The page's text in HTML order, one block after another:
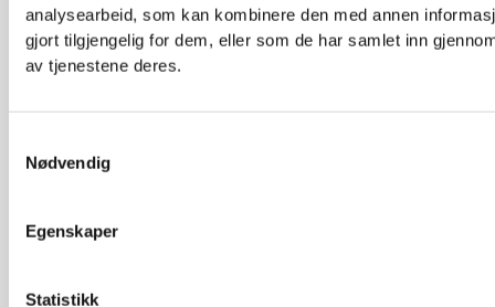
analysearbeid, som kan kombinere den med annen
gjort tilgjengelig for dem, eller som de har samlet inn
av tjenestene deres.
Nødvendig
Egenskaper
Statistikk
1992
Selskapet skiftet navn til Forsikringsselskapet
A/S og ”lillesøster” Norske Kreditt ble fusjonert inn
oppløst.
konsernspissen Vesta-gruppen A/S 30.5., som
direktør i Vesta-Garanti, mens Troye ble